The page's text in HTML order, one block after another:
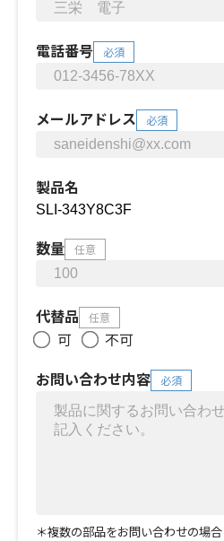
電話番号 必須
メールアドレス 必須
製品名
数量 任意
代替品 任意
可
不可
お問い合わせ内容
必須
＊複数の部品をお問い合わせの場